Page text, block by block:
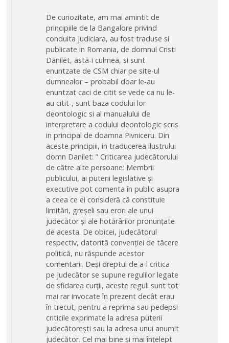
De curiozitate, am mai amintit de
principiile de la Bangalore privind
conduita judiciara, au fost traduse si
publicate in Romania, de domnul Cristi
Danilet, asta-i culmea, si sunt
enuntzate de CSM chiar pe site-ul
dumnealor – probabil doar le-au
enuntzat caci de citit se vede ca nu le-
au citit-, sunt baza codului lor
deontologic si al manualului de
interpretare a codului deontologic scris
in principal de doamna Pivniceru. Din
aceste principiii, in traducerea ilustrului
domn Danilet: ” Criticarea judecătorului
de către alte persoane: Membrii
publicului, ai puterii legislative și
executive pot comenta în public asupra
a ceea ce ei consideră că constituie
limitări, greșeli sau erori ale unui
judecător și ale hotărârilor pronunțate
de acesta. De obicei, judecătorul
respectiv, datorită convenției de tăcere
politică, nu răspunde acestor
comentarii. Deși dreptul de a-l critica
pe judecător se supune regulilor legate
de sfidarea curții, aceste reguli sunt tot
mai rar invocate în prezent decât erau
în trecut, pentru a reprima sau pedepsi
criticile exprimate la adresa puterii
judecătorești sau la adresa unui anumit
judecător. Cel mai bine și mai înțelept